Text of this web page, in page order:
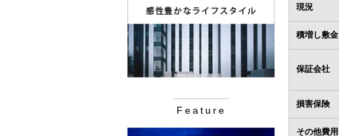
現況
積増し敷金
保証会社
損害保険
その他費用
Feature